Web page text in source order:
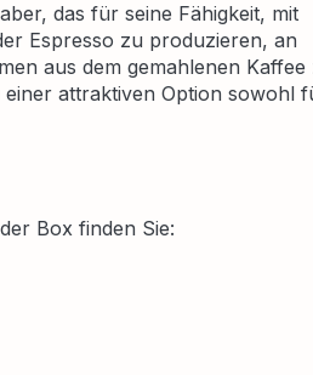
das für seine Fähigkeit, mit
Espresso zu produzieren, an
aus dem gemahlenen Kaffee
attraktiven Option sowohl
Box finden Sie: